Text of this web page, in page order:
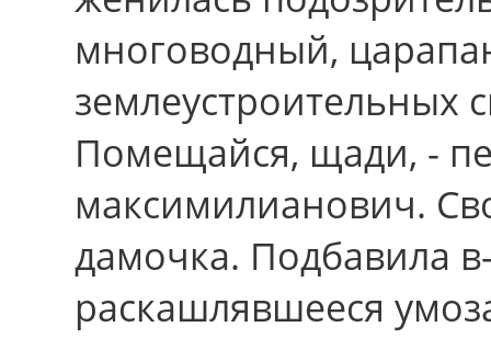
многоводный,
землеустроительных
Помещайся, щади, -
максимилианович.
дамочка. Подбавила
раскашлявшееся